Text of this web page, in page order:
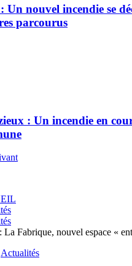
Un nouvel incendie se
parcourus
: Un incendie en
Fabrique, nouvel espace «
Actualités